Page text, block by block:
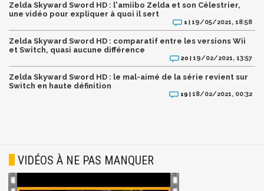
Zelda Skyward Sword HD : l'amiibo Zelda et son Célestrier,
une vidéo pour expliquer à quoi il sert
1 |19/05/2021, 18:58
Zelda Skyward Sword HD : comparatif entre les versions Wii
et Switch, quasi aucune différence
20 |19/02/2021, 13:57
Zelda Skyward Sword HD : le mal-aimé de la série revient sur
Switch en haute définition
19 |18/02/2021, 00:32
VIDÉOS À NE PAS MANQUER